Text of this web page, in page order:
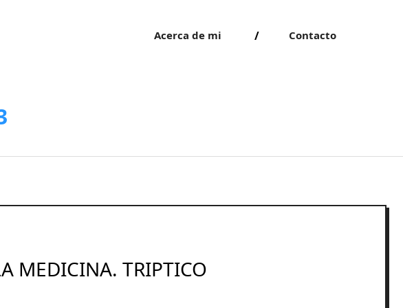
Acerca de mi Contacto
MEDICINA. TRIPTICO